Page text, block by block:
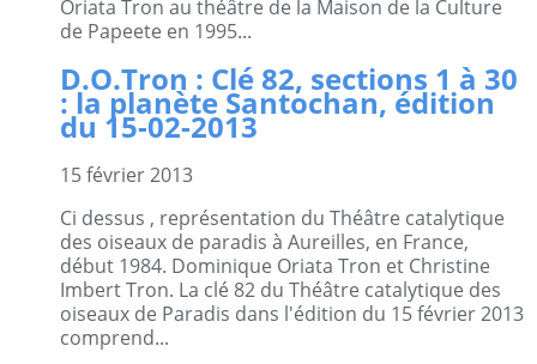
Oriata Tron au théâtre de la Maison de la Culture
de Papeete en 1995...
D.O.Tron : Clé 82, sections 1 à 30
: la planète Santochan, édition
du 15-02-2013
15 février 2013
Ci dessus , représentation du Théâtre catalytique
des oiseaux de paradis à Aureilles, en France,
début 1984. Dominique Oriata Tron et Christine
Imbert Tron. La clé 82 du Théâtre catalytique des
oiseaux de Paradis dans l'édition du 15 février 2013
comprend...